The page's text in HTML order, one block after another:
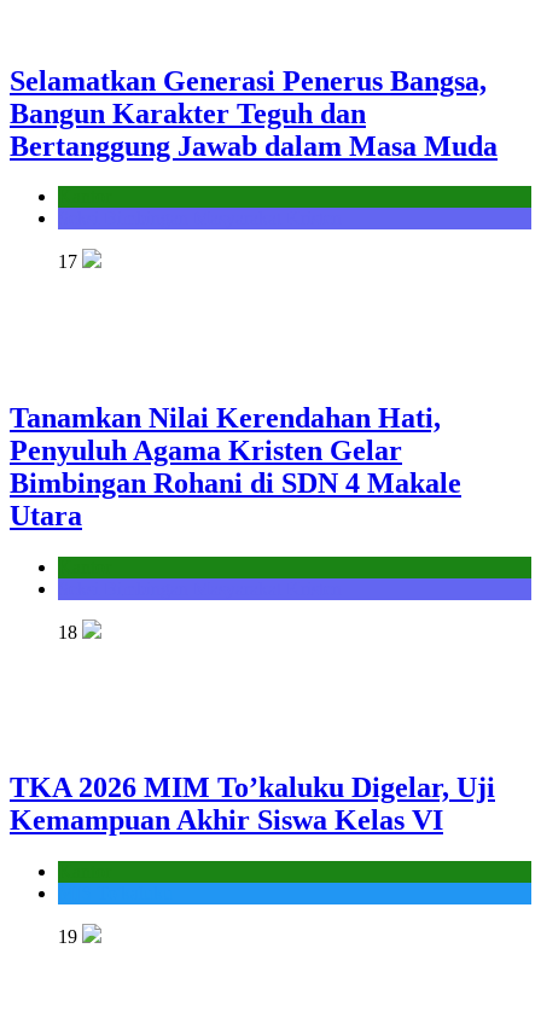
Selamatkan Generasi Penerus Bangsa,
Bangun Karakter Teguh dan
Bertanggung Jawab dalam Masa Muda
17
Tanamkan Nilai Kerendahan Hati,
Penyuluh Agama Kristen Gelar
Bimbingan Rohani di SDN 4 Makale
Utara
18
TKA 2026 MIM To’kaluku Digelar, Uji
Kemampuan Akhir Siswa Kelas VI
19